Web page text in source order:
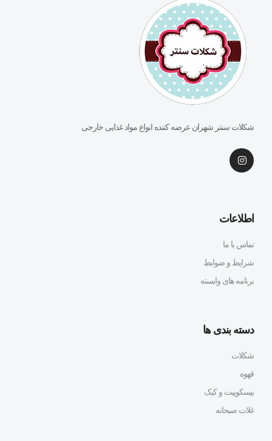
شکلات سنتر شهران عرضه کننده انواع مواد غذایی خارجی
اطلاعات
تماس با ما
شرایط و ضوابط
برنامه های وابسته
دسته بندی ها
شکلات
قهوه
بیسکوییت و کیک
غلات صبحانه